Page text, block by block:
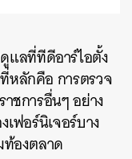
แลที่ทีดีอาร์ไอตั้ง
หลักคือ การตรวจ
ชการอื่นๆ อย่าง
ฟอร์นิเจอร์บาง
องตลาด